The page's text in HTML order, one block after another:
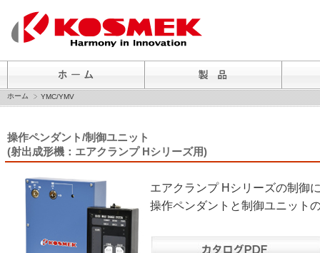
ホーム YMC/YMV
操作ペンダント/制御ユニット
(射出成形機：エアクランプ Hシリーズ用)
エアクランプ Hシリーズの制御
操作ペンダントと制御ユニット